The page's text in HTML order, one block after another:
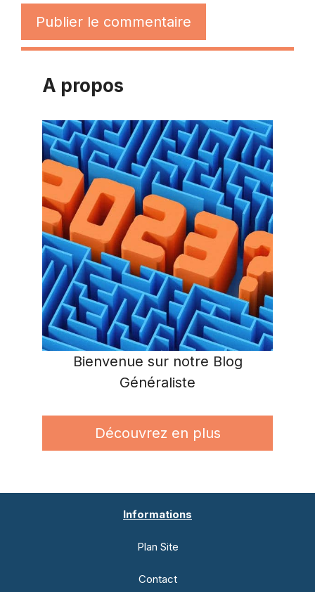
A propos
Bienvenue sur notre Blog
Généraliste
Découvrez en plus
Informations
Plan Site
Contact